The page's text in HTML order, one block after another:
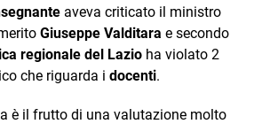
aveva criticato il ministro
Giuseppe Valditara e secondo
regionale del Lazio ha violato 2
che riguarda i docenti.
è il frutto di una valutazione molto